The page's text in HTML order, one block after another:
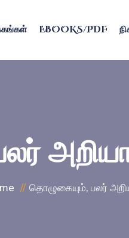
EBOOKS/PDF
தொழுகையும், பலர்